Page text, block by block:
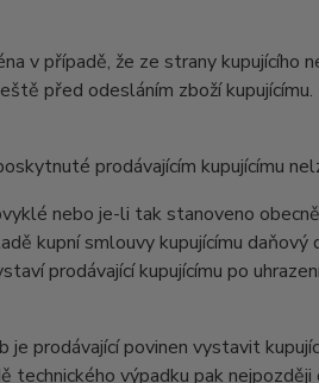
v případě, že ze strany kupujícího
před odesláním zboží
prodávajícím kupujícímu
nebo je-li tak stanoveno obecně
kupní smlouvy kupujícímu
prodávající kupujícímu po
prodávající povinen vystavit
technického výpadku pak nejpozději